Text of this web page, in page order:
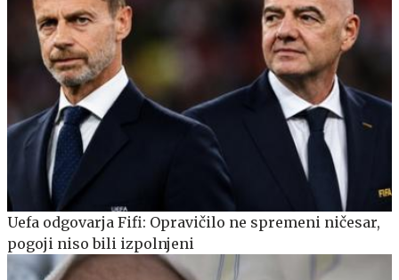
Uefa odgovarja Fifi: Opravičilo ne spremeni ničesar,
pogoji niso bili izpolnjeni